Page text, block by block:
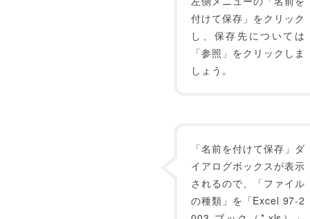
付けて保存」をクリック
し、保存先については
「参照」をクリックしま
しょう。
「名前を付けて保存」ダ
イアログボックスが表示
されるので、「ファイル
の種類」を「Excel 97-2